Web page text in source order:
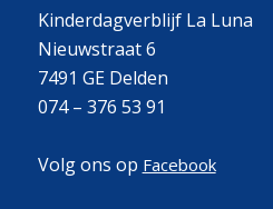
Kinderdagverblijf La Luna
Nieuwstraat 6
7491 GE Delden
074 – 376 53 91
Volg ons op Facebook